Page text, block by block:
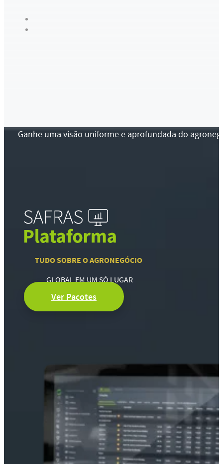
Ganhe uma visão uniforme e aprofundada do
TUDO SOBRE O AGRONEGÓCIO
GLOBAL EM UM SÓ LUGAR
Ver Pacotes